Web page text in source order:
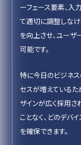
ーフェース要素、入
て適切に調整しなけ
を向上させ、ユーザ
可能です。
特に今日のビジネス
セスが増えているた
ザインが広く採用さ
ことなく、どのデバ
を確保できます。